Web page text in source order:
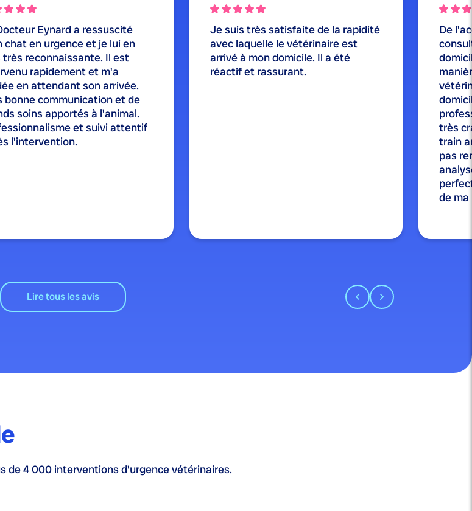
Eynard a ressuscité
chat en urgence et je lui en
très reconnaissante. Il est
rapidement et m'a
en attendant son arrivée.
bonne communication et de
soins apportés à l'animal.
et suivi attentif
l'intervention.
Je suis très satisfaite de la rapidité
avec laquelle le vétérinaire est
arrivé à mon domicile. Il a été
réactif et rassurant.
De
très
train
pas
de
Lire tous les avis
de 4 000 interventions d'urgence vétérinaires.